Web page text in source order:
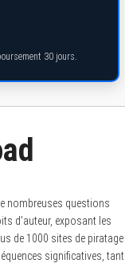
30 jours.
nombreuses questions
d’auteur, exposant les
de 1000 sites de piratage
significatives, tant